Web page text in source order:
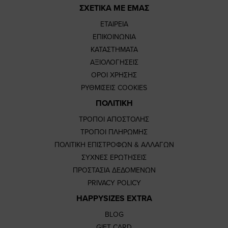
ΣΧΕΤΙΚΑ ΜΕ ΕΜΑΣ
ΕΤΑΙΡΕΙΑ
ΕΠΙΚΟΙΝΩΝΙΑ
ΚΑΤΑΣΤΗΜΑΤΑ
ΑΞΙΟΛΟΓΗΣΕΙΣ
ΟΡΟΙ ΧΡΗΣΗΣ
ΡΥΘΜΙΣΕΙΣ COOKIES
ΠΟΛΙΤΙΚΗ
ΤΡΟΠΟΙ ΑΠΟΣΤΟΛΗΣ
ΤΡΟΠΟΙ ΠΛΗΡΩΜΗΣ
ΠΟΛΙΤΙΚΗ ΕΠΙΣΤΡΟΦΩΝ & ΑΛΛΑΓΩΝ
ΣΥΧΝΕΣ ΕΡΩΤΗΣΕΙΣ
ΠΡΟΣΤΑΣΙΑ ΔΕΔΟΜΕΝΩΝ
PRIVACY POLICY
HAPPYSIZES EXTRA
BLOG